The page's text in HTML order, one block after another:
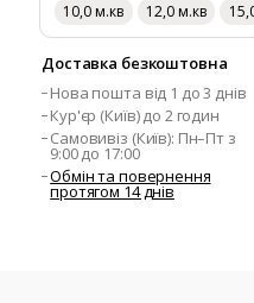
10,0 м.кв
12,0 м.кв
Доставка безкоштовна
Нова пошта від 1 до 3 днів
Кур'єр (Київ) до 2 годин
Самовивіз (Київ): Пн–Пт з
9:00 до 17:00
Обмін та повернення
протягом 14 днів